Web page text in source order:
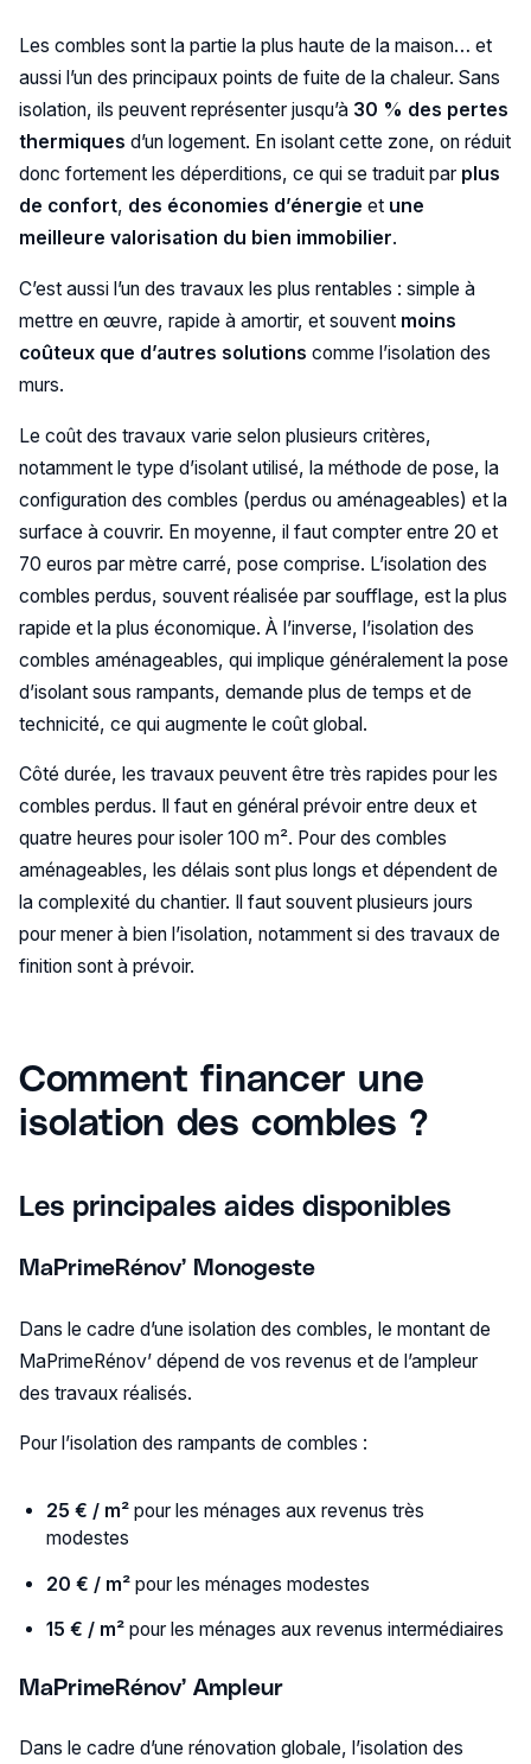
Les combles sont la partie la plus haute de la maison… et
aussi l’un des principaux points de fuite de la chaleur. Sans
isolation, ils peuvent représenter jusqu’à 30 % des pertes
thermiques d’un logement. En isolant cette zone, on réduit
donc fortement les déperditions, ce qui se traduit par plus
de confort, des économies d’énergie et une
meilleure valorisation du bien immobilier.
C’est aussi l’un des travaux les plus rentables : simple à
mettre en œuvre, rapide à amortir, et souvent moins
coûteux que d’autres solutions comme l’isolation des
murs.
Le coût des travaux varie selon plusieurs critères,
notamment le type d’isolant utilisé, la méthode de pose, la
configuration des combles (perdus ou aménageables) et la
surface à couvrir. En moyenne, il faut compter entre 20 et
70 euros par mètre carré, pose comprise. L’isolation des
combles perdus, souvent réalisée par soufflage, est la plus
rapide et la plus économique. À l’inverse, l’isolation des
combles aménageables, qui implique généralement la pose
d’isolant sous rampants, demande plus de temps et de
technicité, ce qui augmente le coût global.
Côté durée, les travaux peuvent être très rapides pour les
combles perdus. Il faut en général prévoir entre deux et
quatre heures pour isoler 100 m². Pour des combles
aménageables, les délais sont plus longs et dépendent de
la complexité du chantier. Il faut souvent plusieurs jours
pour mener à bien l’isolation, notamment si des travaux de
finition sont à prévoir.
Comment financer une
isolation des combles ?
Les principales aides disponibles
MaPrimeRénov’ Monogeste
Dans le cadre d’une isolation des combles, le montant de
MaPrimeRénov’ dépend de vos revenus et de l’ampleur
des travaux réalisés.
Pour l’isolation des rampants de combles :
25 € / m²pour les ménages aux revenus très
modestes
20 € / m² pour les ménages modestes
15 € / m² pour les ménages aux revenus intermédiaires
MaPrimeRénov’ Ampleur
Dans le cadre d’une rénovation globale, l’isolation des